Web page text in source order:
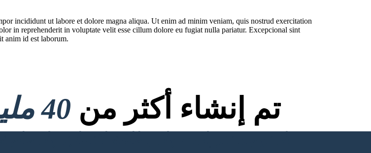
incididunt ut labore et dolore magna aliqua. Ut enim ad minim veniam, quis nostrud exercitation
in reprehenderit in voluptate velit esse cillum dolore eu fugiat nulla pariatur. Excepcional sint
anim id est laborum.
تم إنشاء أكثر من 40 مليون
لا توجد تنزيلات ولا بطاقة ائتمان ولا حاجة إلى تسجيل الدخول للمحاولة!